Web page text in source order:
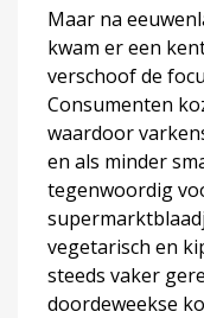
Maar na
kwam er een
verschoof de
Consumenten
waardoor
en als minder
tegenwoordig
vegetarisch en
steeds vaker
doordeweekse